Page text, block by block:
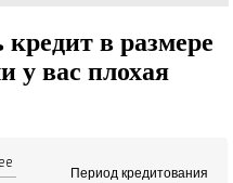
в размере
у вас плохая
Период кредитования